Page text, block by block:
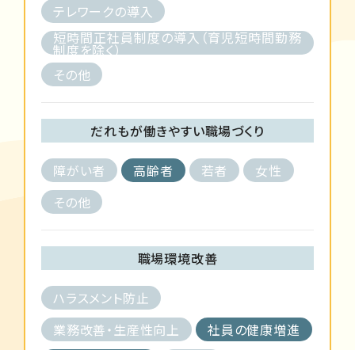
テレワークの導入
短時間正社員制度の導入（育児短時間勤務
制度を除く）
その他
だれもが働きやすい職場づくり
障がい者 高齢者 若者
女性
その他
職場環境改善
ハラスメント防止
業務改善・生産性向上
社員の健康増進